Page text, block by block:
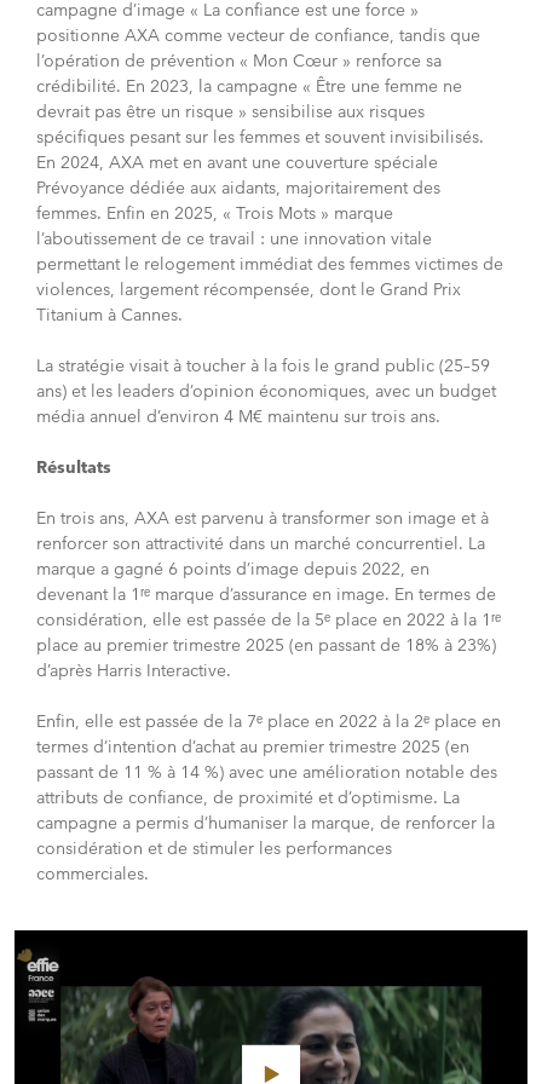
campagne d’image « La confiance est une force »
positionne AXA comme vecteur de confiance, tandis que
l’opération de prévention « Mon Cœur » renforce sa
crédibilité. En 2023, la campagne « Être une femme ne
devrait pas être un risque » sensibilise aux risques
spécifiques pesant sur les femmes et souvent invisibilisés.
En 2024, AXA met en avant une couverture spéciale
Prévoyance dédiée aux aidants, majoritairement des
femmes. Enfin en 2025, « Trois Mots » marque
l’aboutissement de ce travail : une innovation vitale
permettant le relogement immédiat des femmes victimes de
violences, largement récompensée, dont le Grand Prix
Titanium à Cannes.
La stratégie visait à toucher à la fois le grand public (25–59
ans) et les leaders d’opinion économiques, avec un budget
média annuel d’environ 4 M€ maintenu sur trois ans.
Résultats
En trois ans, AXA est parvenu à transformer son image et à
renforcer son attractivité dans un marché concurrentiel. La
marque a gagné 6 points d’image depuis 2022, en
devenant la 1ʳᵉ marque d’assurance en image. En termes de
considération, elle est passée de la 5ᵉ place en 2022 à la 1ʳᵉ
place au premier trimestre 2025 (en passant de 18% à 23%)
d’après Harris Interactive.
Enfin, elle est passée de la 7ᵉ place en 2022 à la 2ᵉ place en
termes d’intention d’achat au premier trimestre 2025 (en
passant de 11 % à 14 %) avec une amélioration notable des
attributs de confiance, de proximité et d’optimisme. La
campagne a permis d’humaniser la marque, de renforcer la
considération et de stimuler les performances
commerciales.